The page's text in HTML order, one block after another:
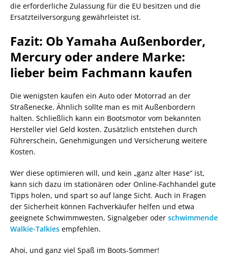
die erforderliche Zulassung für die EU besitzen und die
Ersatzteilversorgung gewährleistet ist.
Fazit: Ob Yamaha Außenborder,
Mercury oder andere Marke:
lieber beim Fachmann kaufen
Die wenigsten kaufen ein Auto oder Motorrad an der
Straßenecke. Ähnlich sollte man es mit Außenbordern
halten. Schließlich kann ein Bootsmotor vom bekannten
Hersteller viel Geld kosten. Zusätzlich entstehen durch
Führerschein, Genehmigungen und Versicherung weitere
Kosten.
Wer diese optimieren will, und kein „ganz alter Hase“ ist,
kann sich dazu im stationären oder Online-Fachhandel gute
Tipps holen, und spart so auf lange Sicht. Auch in Fragen
der Sicherheit können Fachverkäufer helfen und etwa
geeignete Schwimmwesten, Signalgeber oder schwimmende
Walkie-Talkies empfehlen.
Ahoi, und ganz viel Spaß im Boots-Sommer!